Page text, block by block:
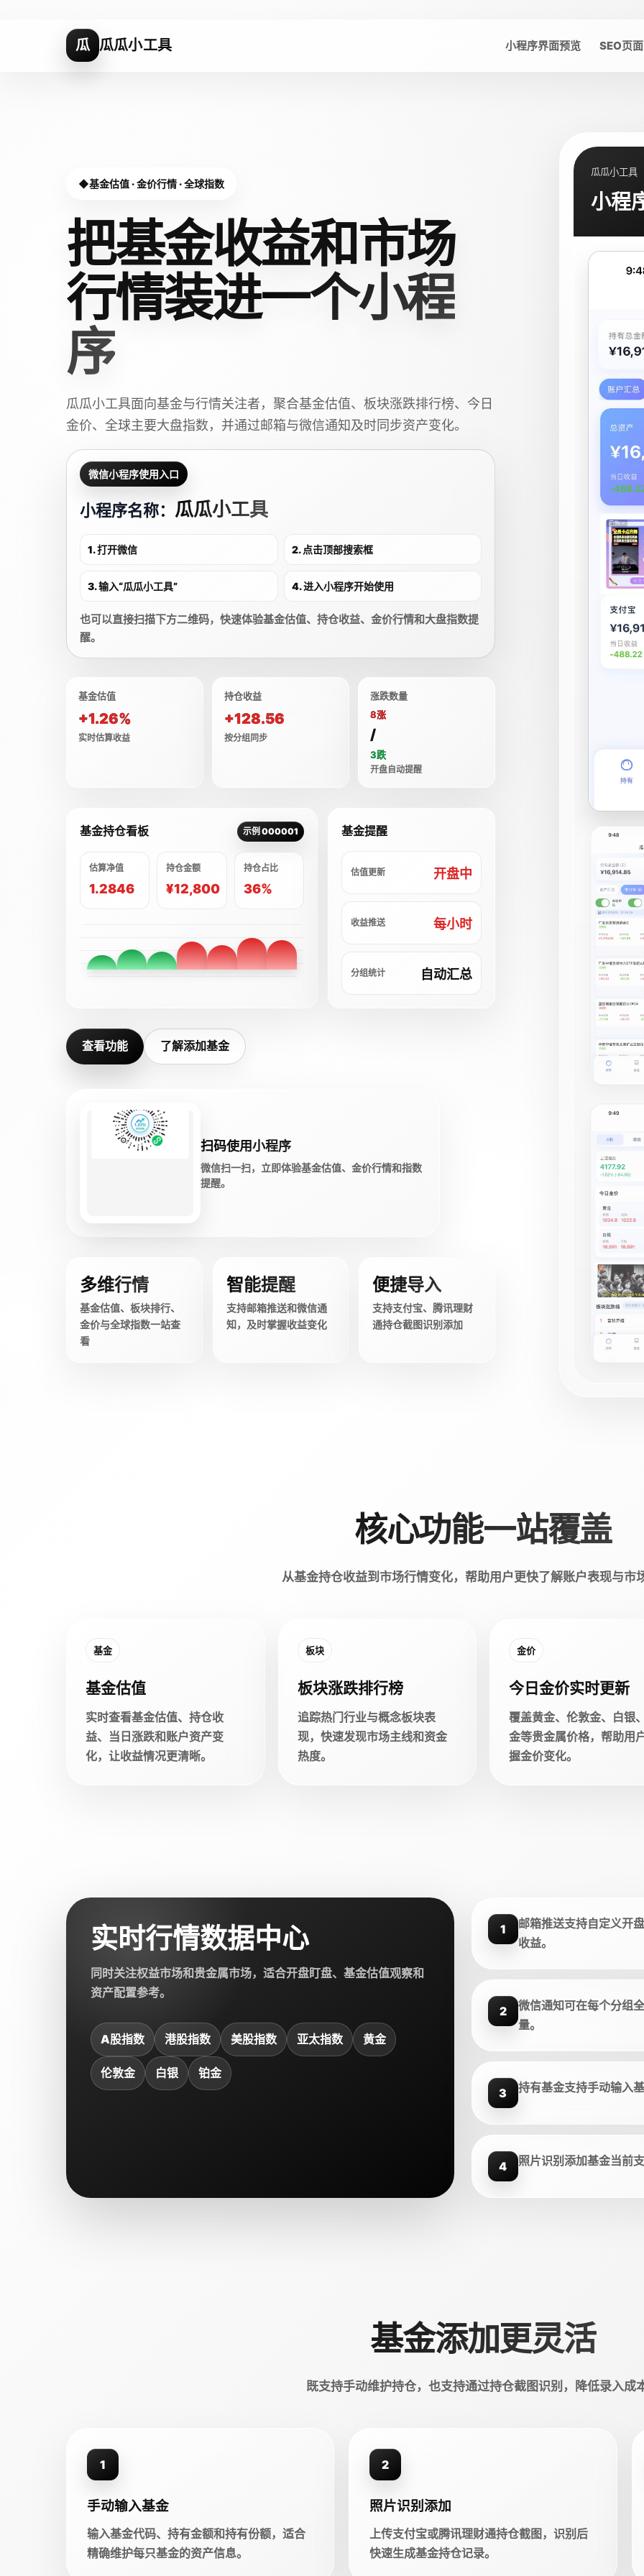
瓜 瓜瓜小工具 小程序界面预览 SEO页面
基金估值 · 金价行情 · 全球指数
把基金收益和市场
行情装进一个小程
序
瓜瓜小工具面向基金与行情关注者，聚合基金估值、板块涨跌排行榜、今日
金价、全球主要大盘指数，并通过邮箱与微信通知及时同步资产变化。
微信小程序使用入口
小程序名称： 瓜瓜小工具
1. 打开微信 2. 点击顶部搜索框
3. 输入“瓜瓜小工具” 4. 进入小程序开始使用
也可以直接扫描下方二维码，快速体验基金估值、持仓收益、金价行情和大盘指数提
醒。
基金估值
+1.26%
实时估算收益
持仓收益
+128.56
按分组同步
涨跌数量
8涨
/
3跌
开盘自动提醒
基金持仓看板 示例 000001
估算净值
1.2846
持仓金额
¥12,800
持仓占比
36%
基金提醒
估值更新 开盘中
收益推送 每小时
分组统计 自动汇总
查看功能 了解添加基金
扫码使用小程序
微信扫一扫，立即体验基金估值、金价行情和指数
提醒。
多维行情
基金估值、板块排行、
金价与全球指数一站查
看
智能提醒
支持邮箱推送和微信通
知，及时掌握收益变化
便捷导入
支持支付宝、腾讯理财
通持仓截图识别添加
瓜瓜小工具
小程
核心功能一站覆盖
从基金持仓收益到市场行情变化，帮助用户更快了解账户表现与市
基金
基金估值
实时查看基金估值、持仓收
益、当日涨跌和账户资产变
化，让收益情况更清晰。
板块
板块涨跌排行榜
追踪热门行业与概念板块表
现，快速发现市场主线和资金
热度。
金价
今日金价实时更新
覆盖黄金、伦敦金、白银
金等贵金属价格，帮助用
握金价变化。
实时行情数据中心
同时关注权益市场和贵金属市场，适合开盘盯盘、基金估值观察和
资产配置参考。
A股指数 港股指数 美股指数 亚太指数 黄金
伦敦金 白银 铂金
1
邮箱推送支持自定义开
收益。
2
微信通知可在每个分组
量。
3 持有基金支持手动输入
4 照片识别添加基金当前
基金添加更灵活
既支持手动维护持仓，也支持通过持仓截图识别，降低录入成
1
手动输入基金
输入基金代码、持有金额和持有份额，适合
精确维护每只基金的资产信息。
2
照片识别添加
上传支付宝或腾讯理财通持仓截图，识别后
快速生成基金持仓记录。